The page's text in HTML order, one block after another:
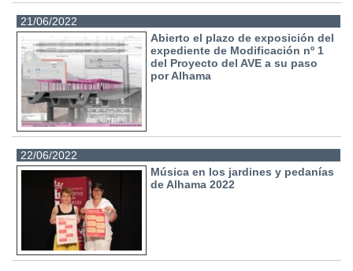
21/06/2022
Abierto el plazo de exposición del
expediente de Modificación nº 1
del Proyecto del AVE a su paso
por Alhama
22/06/2022
Música en los jardines y pedanías
de Alhama 2022